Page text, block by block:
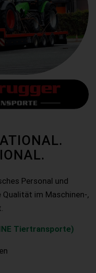
Personal und
im Maschinen-,
Tiertransporte)